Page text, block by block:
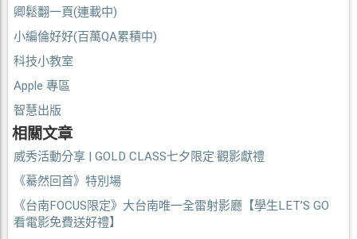
卿鬆翻一頁(連載中)
小編倫好好(百萬QA累積中)
科技小教室
Apple 專區
智慧出版
相關文章
威秀活動分享 | GOLD CLASS七夕限定‧觀影獻禮
《驀然回首》特別場
《台南FOCUS限定》大台南唯一全雷射影廳【學生LET’S GO
看電影免費送好禮】